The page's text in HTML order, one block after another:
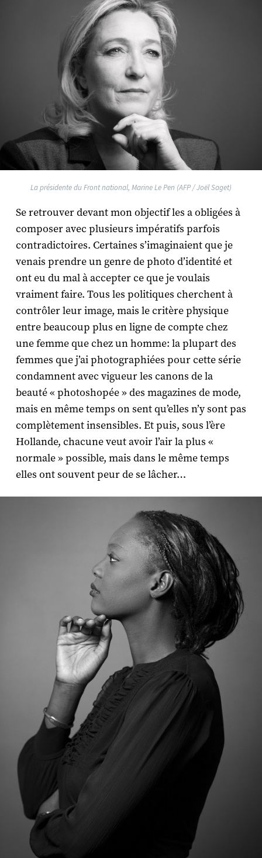
La présidente du Front national, Marine Le Pen (AFP / Joël Saget)
Se retrouver devant mon objectif les a obligées à
composer avec plusieurs impératifs parfois
contradictoires. Certaines s’imaginaient que je
venais prendre un genre de photo d’identité et
ont eu du mal à accepter ce que je voulais
vraiment faire. Tous les politiques cherchent à
contrôler leur image, mais le critère physique
entre beaucoup plus en ligne de compte chez
une femme que chez un homme: la plupart des
femmes que j’ai photographiées pour cette série
condamnent avec vigueur les canons de la
beauté « photoshopée » des magazines de mode,
mais en même temps on sent qu’elles n’y sont pas
complètement insensibles. Et puis, sous l’ère
Hollande, chacune veut avoir l’air la plus «
normale » possible, mais dans le même temps
elles ont souvent peur de se lâcher…